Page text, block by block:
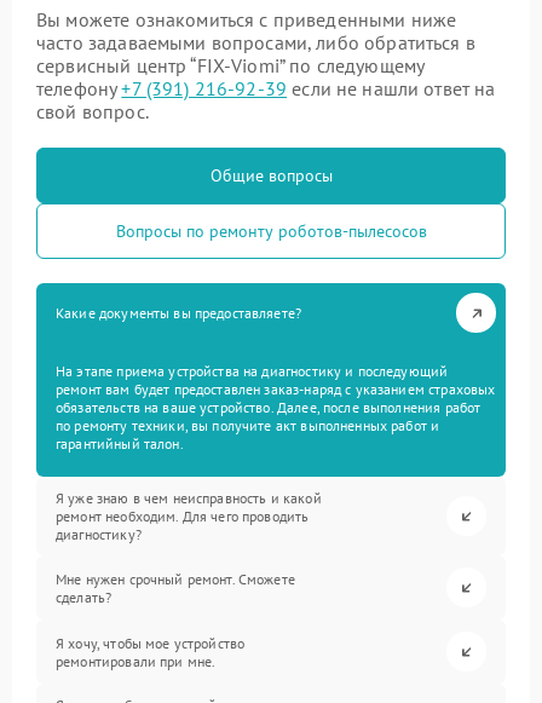
Вы можете ознакомиться с приведенными ниже
часто задаваемыми вопросами, либо обратиться в
сервисный центр “FIX-Viomi” по следующему
телефону+7 (391) 216-92-39 если не нашли ответ на
свой вопрос.
Общие вопросы
Вопросы по ремонту роботов-пылесосов
Какие документы вы предоставляете?
На этапе приема устройства на диагностику и последующий
ремонт вам будет предоставлен заказ-наряд с указанием страховых
обязательств на ваше устройство. Далее, после выполнения работ
по ремонту техники, вы получите акт выполненных работ и
гарантийный талон.
Я уже знаю в чем неисправность и какой
ремонт необходим. Для чего проводить
диагностику?
Мне нужен срочный ремонт. Сможете
сделать?
Я хочу, чтобы мое устройство
ремонтировали при мне.